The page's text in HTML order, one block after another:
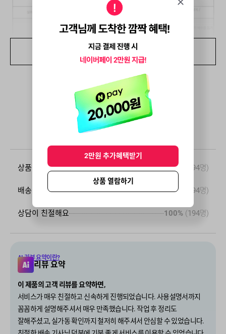
상세정보 더보기
사용자 총 평점
★★★★
상품이 맘에 들어요 100% 194명)
배송이 만족스러워요 99% 194명)
상담이 친절해요 100% (194명)
AI 리뷰 요약이란?
리뷰 요약
이 제품의 고객 리뷰를 요약하면,
서비스가 매우 친절하고 신속하게 진행되었습니다. 사용설명서까지
꼼꼼하게 설명해주셔서 매우 만족했습니다. 작업 후 정리도
잘해주셨고, 실가동 확인까지 철저히 해주셔서 안심할 수 있었습니다.
2만원 추가혜택받기
상품 열람하기